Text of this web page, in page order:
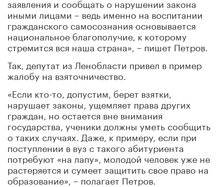
заявления и сообщать о нарушении закона
иными лицами – ведь именно на воспитании
гражданского самосознания основывается
национальное благополучие, к которому
стремится вся наша страна», – пишет Петров.
Так, депутат из Ленобласти привел в пример
жалобу на взяточничество.
«Если кто-то, допустим, берет взятки,
нарушает законы, ущемляет права других
граждан, но остается вне внимания
государства, ученики должны уметь сообщить
о таких случаях. Даже, к примеру, если при
поступлении в вуз с такого абитуриента
потребуют «на лапу», молодой человек уже не
растеряется и сумеет защитить свое право на
образование», – полагает Петров.